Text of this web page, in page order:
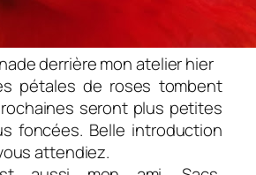
derrière mon atelier hier
pétales de roses tombent
seront plus petites
foncées. Belle introduction
attendiez.